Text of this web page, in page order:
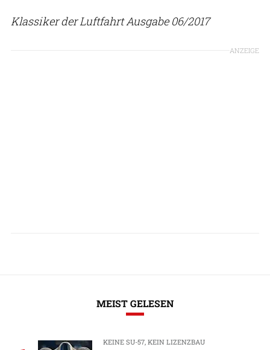
Klassiker der Luftfahrt Ausgabe 06/2017
ANZEIGE
MEIST GELESEN
KEINE SU-57, KEIN LIZENZBAU